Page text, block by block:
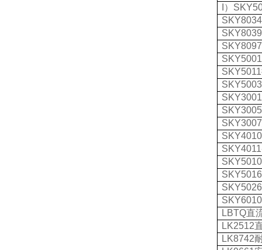
）
SKY8034
SKY8039
SKY8097
SKY5001
SKY5011
SKY5003
SKY3005
SKY3007
SKY4010
SKY5010
SKY5016
SKY5026
LBTQ直
LK2512
LK8742